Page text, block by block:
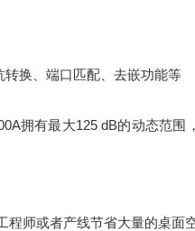
换、端口匹配、去嵌功能等
拥有最大125 dB的动态范围
程师或者产线节省大量的桌面